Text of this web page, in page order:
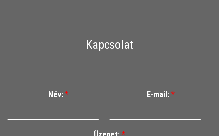
Kapcsolat
Név: * E-mail: *